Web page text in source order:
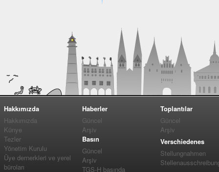
Hakkımızda
Hakkımızda
Künye
Tezler
Yönetim Kurulu
Üye dernerkleri ve yerel
büroları
Haberler
Güncel
Arşiv
Basın
Güncel
Arşiv
TGS-H basında
Toplantılar
Güncel
Arşiv
Verschiedenes
Stellungnahmen